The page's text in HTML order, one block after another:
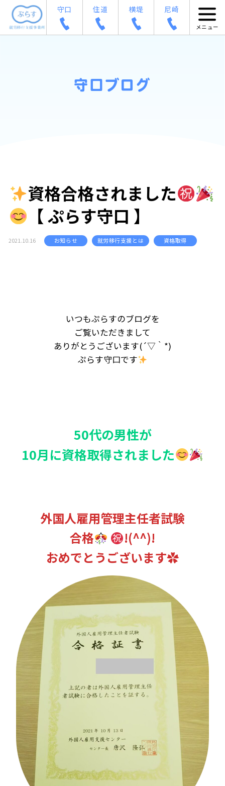
守口 住道 横堤 尼崎
守口ブログ
資格合格されました
【 ぷらす守口 】
2021.10.16 お知らせ 就労移行支援とは 資格取得
いつもぷらすのブログを
ご覧いただきまして
ありがとうございます(´▽｀*)
ぷらす守口です
50代の男性が
10月に資格取得されました
外国人雇用管理主任者試験
合格
!(^^)!
おめでとうございます✿